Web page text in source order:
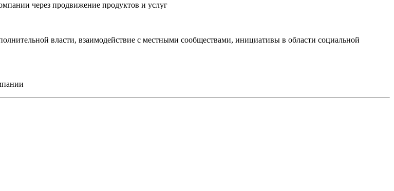
через продвижение продуктов и услуг
власти, взаимодействие с местными сообществами, инициативы в области социальной